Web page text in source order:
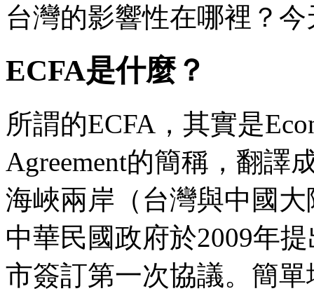
台灣的影響性在哪裡？
ECFA是什麼？
所謂的ECFA，其實是
Agreement的簡稱，翻譯
海峽兩岸（台灣與中國
中華民國政府於2009年
市簽訂第一次協議。簡